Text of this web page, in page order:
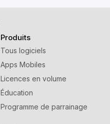
Produits
Tous logiciels
Apps Mobiles
Licences en volume
Éducation
Programme de parrainage